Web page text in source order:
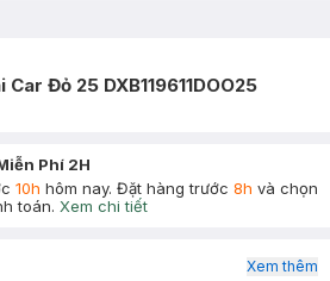
Đỏ 25 DXB119611DOO25
Phí 2H
10h hôm nay. Đặt hàng trước 8h và chọn
toán. Xem chi tiết
Xem thêm